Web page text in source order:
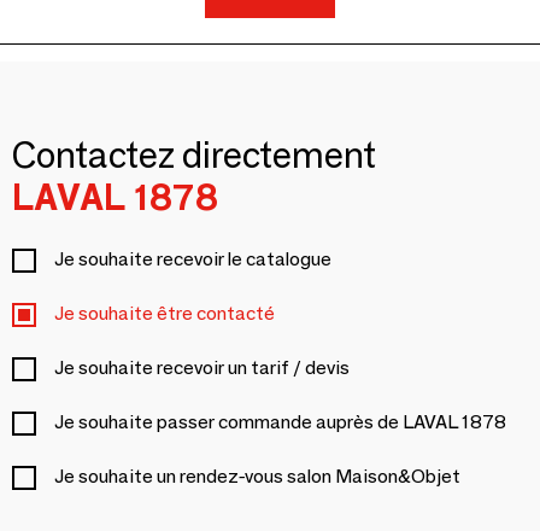
Contactez directement
LAVAL 1878
Je souhaite recevoir le catalogue
Je souhaite être contacté
Je souhaite recevoir un tarif / devis
Je souhaite passer commande auprès de LAVAL 1878
Je souhaite un rendez-vous salon Maison&Objet